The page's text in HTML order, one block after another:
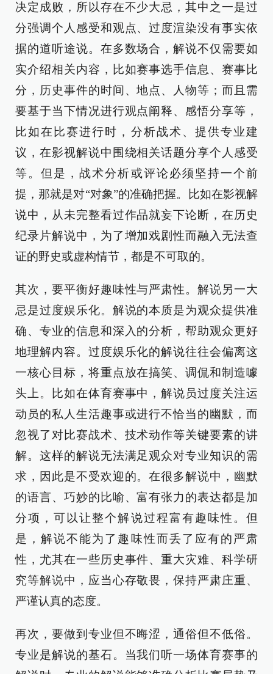
决定成败，所以存在不少大忌，其中之一是过
分强调个人感受和观点、过度渲染没有事实依
据的道听途说。在多数场合，解说不仅需要如
实介绍相关内容，比如赛事选手信息、赛事比
分，历史事件的时间、地点、人物等；而且需
要基于当下情况进行观点阐释、感悟分享等，
比如在比赛进行时，分析战术、提供专业建
议，在影视解说中围绕相关话题分享个人感受
等。但是，战术分析或评论必须坚持一个前
提，那就是对“对象”的准确把握。比如在影视解
说中，从未完整看过作品就妄下论断，在历史
纪录片解说中，为了增加戏剧性而融入无法查
证的野史或虚构情节，都是不可取的。
其次，要平衡好趣味性与严肃性。解说另一大
忌是过度娱乐化。解说的本质是为观众提供准
确、专业的信息和深入的分析，帮助观众更好
地理解内容。过度娱乐化的解说往往会偏离这
一核心目标，将重点放在搞笑、调侃和制造噱
头上。比如在体育赛事中，解说员过度关注运
动员的私人生活趣事或进行不恰当的幽默，而
忽视了对比赛战术、技术动作等关键要素的讲
解。这样的解说无法满足观众对专业知识的需
求，因此是不受欢迎的。在很多解说中，幽默
的语言、巧妙的比喻、富有张力的表达都是加
分项，可以让整个解说过程富有趣味性。但
是，解说不能为了趣味性而丢了应有的严肃
性，尤其在一些历史事件、重大灾难、科学研
究等解说中，应当心存敬畏，保持严肃庄重、
严谨认真的态度。
再次，要做到专业但不晦涩，通俗但不低俗。
专业是解说的基石。当我们听一场体育赛事的